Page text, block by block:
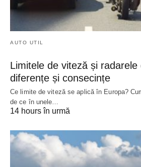
AUTO UTIL
Limitele de viteză și radarele
diferențe și consecințe
Ce limite de viteză se aplică în Europa?
de ce în unele…
14 hours în urmă